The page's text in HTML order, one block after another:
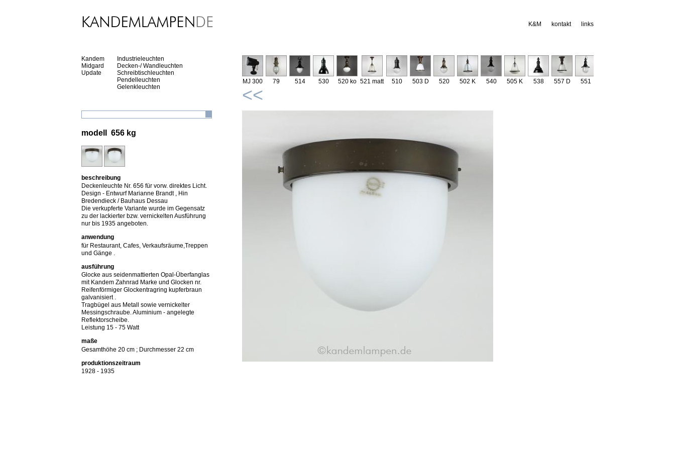
K&M kontakt links
Kandem
Midgard
Update
Industrieleuchten
Decken-/ Wandleuchten
Schreibtischleuchten
Pendelleuchten
Gelenkleuchten
modell 656 kg
beschreibung
Deckenleuchte Nr. 656 für vorw. direktes Licht.
Design - Entwurf Marianne Brandt , Hin
Bredendieck / Bauhaus Dessau
Die verkupferte Variante wurde im Gegensatz
zu der lackierter bzw. vernickelten Ausführung
nur bis 1935 angeboten.
anwendung
für Restaurant, Cafes, Verkaufsräume,Treppen
und Gänge .
ausführung
Glocke aus seidenmattierten Opal-Überfanglas
mit Kandem Zahnrad Marke und Glocken nr.
Reifenförmiger Glockentragring kupferbraun
galvanisiert .
Tragbügel aus Metall sowie vernickelter
Messingschraube. Aluminium - angelegte
Reflektorscheibe.
Leistung 15 - 75 Watt
maße
Gesamthöhe 20 cm ; Durchmesser 22 cm
produktionszeitraum
1928 - 1935
MJ 300 79 514 530 520 ko 521 matt 510 503 D 520 502 K 540 505 K 538 557 D 551
<<